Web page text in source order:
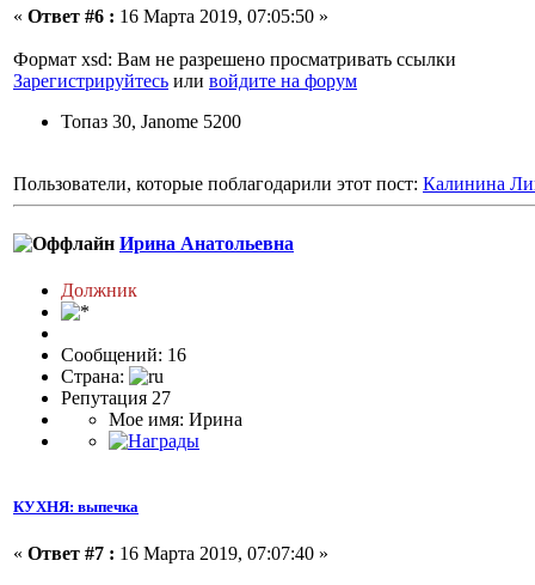
« Ответ #6 : 16 Марта 2019, 07:05:50 »
Формат xsd: Вам не разрешено просматривать ссылки
Зарегистрируйтесь или войдите на форум
Топаз 30, Janome 5200
Пользователи, которые поблагодарили этот пост: Калинина
Ирина Анатольевна
Должник
Сообщений: 16
Страна:
Репутация 27
Мое имя: Ирина
КУХНЯ: выпечка
« Ответ #7 : 16 Марта 2019, 07:07:40 »